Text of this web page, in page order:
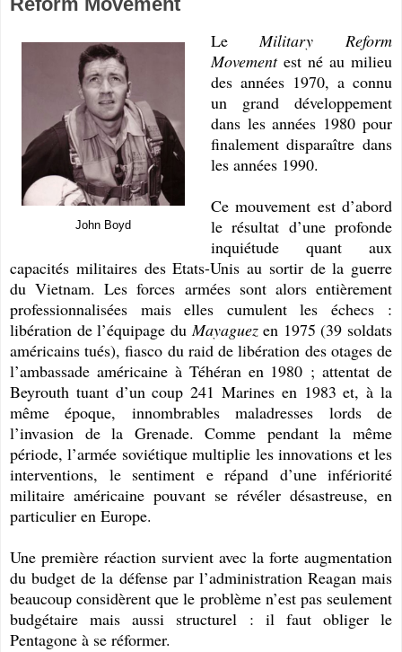
John Boyd
LeMilitary Reform
Movementest né au milieu
des années 1970, a connu
un grand développement
dans les années 1980 pour
finalement disparaître dans
les années 1990.
Ce mouvement est d’abord
le résultat d’une profonde
inquiétude quant aux
capacités militaires des Etats-Unis au sortir de la guerre
du Vietnam. Les forces armées sont alors entièrement
professionnalisées mais elles cumulent les échecs :
libération de l’équipage duMayaguezen 1975 (39 soldats
américains tués), fiasco du raid de libération des otages de
l’ambassade américaine à Téhéran en 1980 ; attentat de
Beyrouth tuant d’un coup 241 Marines en 1983 et, à la
même époque, innombrables maladresses lords de
l’invasion de la Grenade. Comme pendant la même
période, l’armée soviétique multiplie les innovations et les
interventions, le sentiment e répand d’une infériorité
militaire américaine pouvant se révéler désastreuse, en
particulier en Europe.
Une première réaction survient avec la forte augmentation
du budget de la défense par l’administration Reagan mais
beaucoup considèrent que le problème n’est pas seulement
budgétaire mais aussi structurel : il faut obliger le
Pentagone à se réformer.